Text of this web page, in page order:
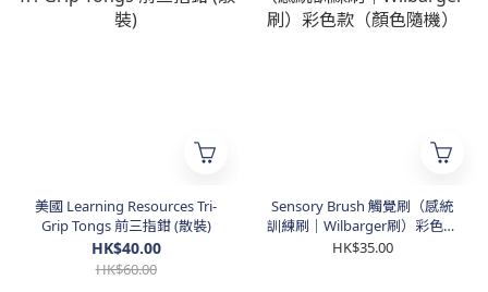
美國 Learning Resources Tri-
Grip Tongs 前三指鉗 (散裝)
HK$40.00
HK$60.00
Sensory Brush 觸覺刷（感統
訓練刷｜Wilbarger刷）彩色款
（顏色隨機）
HK$35.00